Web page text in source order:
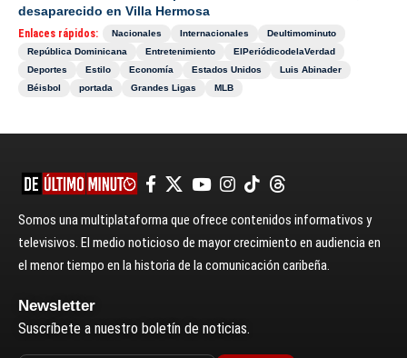
desaparecido en Villa Hermosa
Enlaces rápidos: Nacionales Internacionales
Deultimominuto
República Dominicana
Entretenimiento
ElPeriódicodelaVerdad
Deportes
Estilo Economía Estados Unidos
Luis Abinader
Béisbol
portada Grandes Ligas MLB
Somos una multiplataforma que ofrece contenidos informativos y
televisivos. El medio noticioso de mayor crecimiento en audiencia en
el menor tiempo en la historia de la comunicación caribeña.
Newsletter
Suscríbete a nuestro boletín de noticias.